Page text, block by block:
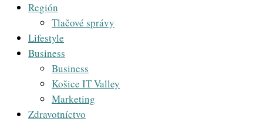
Región
Tlačové správy
Lifestyle
Business
Business
Košice IT Valley
Marketing
Zdravotníctvo